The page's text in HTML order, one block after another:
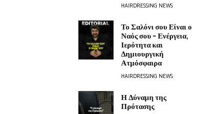
HAIRDRESSING NEWS
Το Σαλόνι σου Είναι ο
Ναός σου – Ενέργεια,
Ιερότητα και
Δημιουργική
Ατμόσφαιρα
HAIRDRESSING NEWS
Η Δύναμη της
Πρότασης